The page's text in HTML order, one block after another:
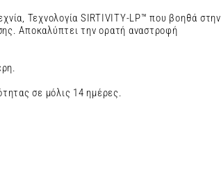
Τεχνολογία SIRTIVITY-LP™ που βοηθά στην
Αποκαλύπτει την ορατή αναστροφή
σε μόλις 14 ημέρες.